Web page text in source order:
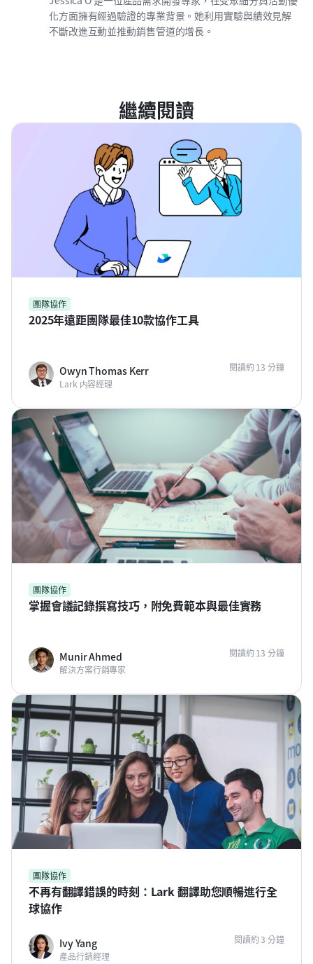
化方面擁有經過驗證的專業背景。她利用實驗與績效見解
不斷改進互動並推動銷售管道的增長。
繼續閱讀
團隊協作
2025年遠距團隊最佳10款協作工具
Owyn Thomas Kerr
Lark 内容經理
閱讀約 13 分鐘
團隊協作
掌握會議記錄撰寫技巧，附免費範本與最佳實務
Munir Ahmed
解決方案行銷專家
閱讀約 13 分鐘
團隊協作
不再有翻譯錯誤的時刻：Lark 翻譯助您順暢進行全
球協作
Ivy Yang
產品行銷經理
閱讀約 3 分鐘